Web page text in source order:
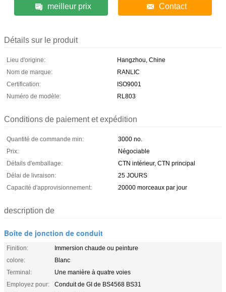
meilleur prix Contact
Détails sur le produit
Lieu d'origine:
Hangzhou, Chine
Nom de marque:
RANLIC
Certification:
ISO9001
Numéro de modèle:
RL803
Conditions de paiement et expédition
Quantité de commande min:
3000 no.
Prix:
Négociable
Détails d'emballage:
CTN intérieur, CTN principal
Délai de livraison:
25 JOURS
Capacité d'approvisionnement:
20000 morceaux par jour
description de
Boîte de jonction de conduit
Finition:
Immersion chaude ou peinture
colore:
Blanc
Terminal:
Une manière à quatre voies
Employez pour:
Conduit de GI de BS4568 BS31